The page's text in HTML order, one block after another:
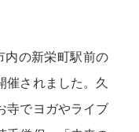
内の新栄町駅前の
催されました。久
寺でヨガやライブ